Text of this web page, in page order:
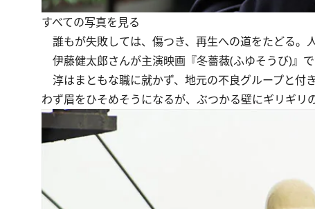
すべての写真を見る
誰もが失敗しては、傷つき、再生への道をたどる。
伊藤健太郎さんが主演映画『冬薔薇(ふゆそうび)』
淳はまともな職に就かず、地元の不良グループと付
わず眉をひそめそうになるが、ぶつかる壁にギリギ